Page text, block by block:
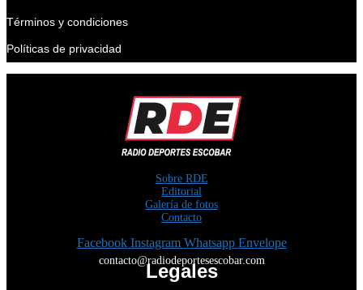
Términos y condiciones
Políticas de privacidad
Sobre RDE
Editorial
Galería de fotos
Contacto
Facebook Instagram Whatsapp Envelope
contacto@radiodeportesescobar.com
Legales